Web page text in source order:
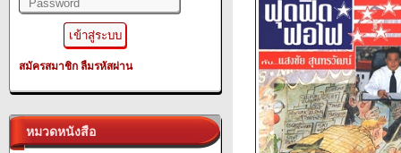
สมัครสมาชิก ลืมรหัสผ่าน
หมวดหนังสือ